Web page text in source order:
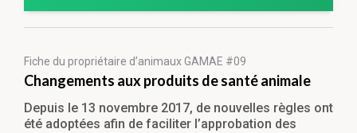
Fiche du propriétaire d’animaux GAMAE #09
Changements aux produits de santé animale
Depuis le 13 novembre 2017, de nouvelles règles ont
été adoptées afin de faciliter l’approbation des